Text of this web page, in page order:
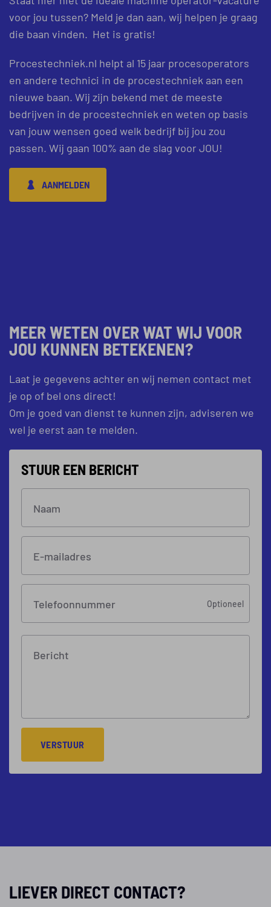
voor jou tussen? Meld je dan aan, wij helpen je graag
die baan vinden. Het is gratis!
Procestechniek.nl helpt al 15 jaar procesoperators
en andere technici in de procestechniek aan een
nieuwe baan. Wij zijn bekend met de meeste
bedrijven in de procestechniek en weten op basis
van jouw wensen goed welk bedrijf bij jou zou
passen. Wij gaan 100% aan de slag voor JOU!
AANMELDEN
MEER WETEN OVER WAT WIJ VOOR
JOU KUNNEN BETEKENEN?
Laat je gegevens achter en wij nemen contact met
je op of bel ons direct!
Om je goed van dienst te kunnen zijn, adviseren we
wel je eerst aan te melden.
STUUR EEN BERICHT
Naam
E-mailadres
Telefoonnummer Optioneel
Bericht
VERSTUUR
LIEVER DIRECT CONTACT?